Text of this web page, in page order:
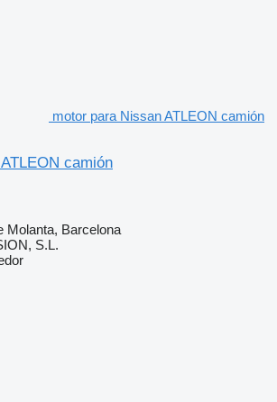
motor para Nissan ATLEON camión
camión
Molanta, Barcelona
S.L.